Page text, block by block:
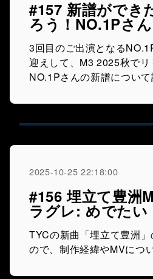
#157 新譜ができ
ろう！NO.1Pさん
3回目のご出演となる
迎えして、M3 2025秋で
NO.1Pさんの新譜について
2025-10-25 22:18:00
#156 埋立て豊洲
ラグレ: めでた
TYCの新曲「埋立て豊洲
ので、制作経緯やMVにつ